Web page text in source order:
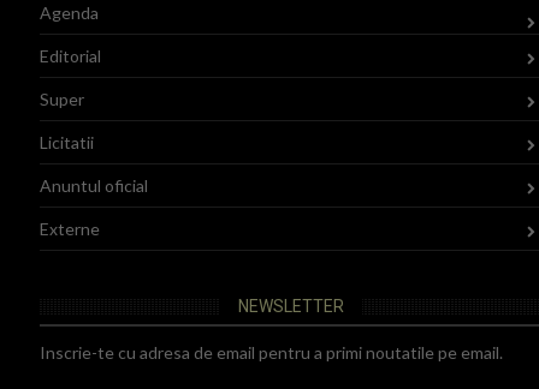
Agenda
Editorial
Super
Licitatii
Anuntul oficial
Externe
NEWSLETTER
Inscrie-te cu adresa de email pentru a primi noutatile pe email.